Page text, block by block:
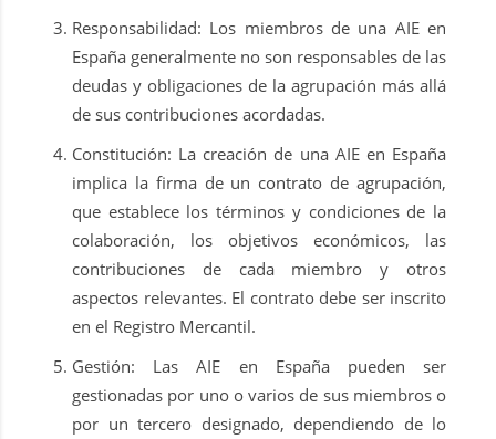
Responsabilidad: Los miembros de una AIE en
España generalmente no son responsables de las
deudas y obligaciones de la agrupación más allá
de sus contribuciones acordadas.
Constitución: La creación de una AIE en España
implica la firma de un contrato de agrupación,
que establece los términos y condiciones de la
colaboración, los objetivos económicos, las
contribuciones de cada miembro y otros
aspectos relevantes. El contrato debe ser inscrito
en el Registro Mercantil.
Gestión: Las AIE en España pueden ser
gestionadas por uno o varios de sus miembros o
por un tercero designado, dependiendo de lo